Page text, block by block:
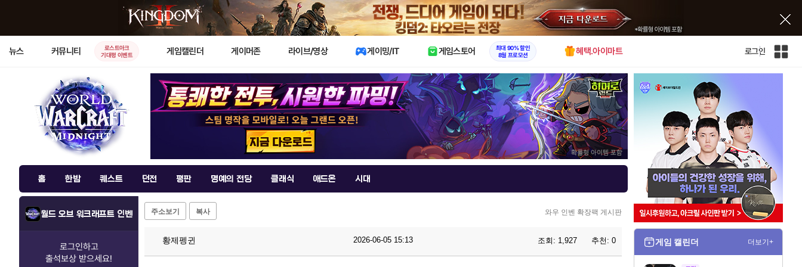
X
뉴스 커뮤니티
로스트아크
기대평 이벤트
게임캘린더 게이머존 라이브/영상 게이밍/IT 게임스토어
최대 90% 할인
8월 프로모션
혜택.아이마트 로그인
인
홈 한밤 퀘스트 던전 평판 명예의 전당 클래식 애드온 시대
월드 오브 워크래프트 인벤
로그인하고
출석보상 받으세요!
주소보기 복사 와우 인벤 확장팩 게시판
황제펭귄 2026-06-05 15:13 조회: 1,927 추천: 0 게임 캘린더 더보기+